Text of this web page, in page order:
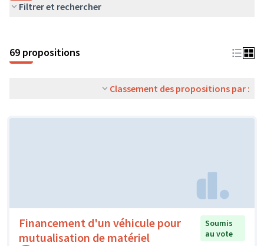
Filtrer et rechercher
69 propositions
Classement des propositions par :
Financement d'un véhicule pour
mutualisation de matériel
Soumis
au vote